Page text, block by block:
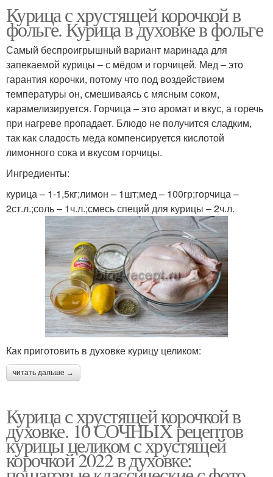
Курица с хрустящей корочкой в
фольге. Курица в духовке в фольге
Самый беспроигрышный вариант маринада для
запекаемой курицы – с мёдом и горчицей. Мед – это
гарантия корочки, потому что под воздействием
температуры он, смешиваясь с мясным соком,
карамелизируется. Горчица – это аромат и вкус, а горечь
при нагреве пропадает. Блюдо не получится сладким,
так как сладость меда компенсируется кислотой
лимонного сока и вкусом горчицы.
Ингредиенты:
курица – 1-1,5кг;лимон – 1шт;мед – 100гр;горчица –
2ст.л.;соль – 1ч.л.;смесь специй для курицы – 2ч.л.
Как приготовить в духовке курицу целиком:
читать дальше →
Курица с хрустящей корочкой в
духовке. 10 СОЧНЫХ рецептов
курицы целиком с хрустящей
корочкой 2022 в духовке: